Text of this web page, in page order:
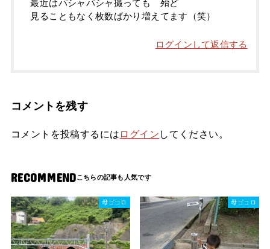
最近はパシャパシャ撮っても 殆ど
見ることもなく枚数ばかり増えてます（笑）
ログインして返信する
コメントを残す
コメントを投稿するには ログイン してください。
RECOMMEND
母ゴコロ 母ゴコロ